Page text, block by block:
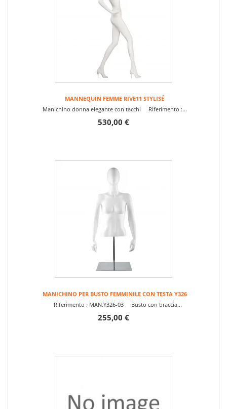
MANNEQUIN FEMME RIVE11 STYLISÉ
Manichino donna elegante con tacchi Riferimento :...
530,00 €
MANICHINO PER BUSTO FEMMINILE CON TESTA Y326
Riferimento : MAN.Y326-03 Busto con braccia...
255,00 €